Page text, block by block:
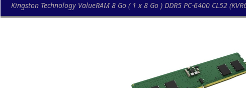
Kingston Technology ValueRAM 8 Go ( 1 x 8 Go ) DDR5 PC-6400 CL52